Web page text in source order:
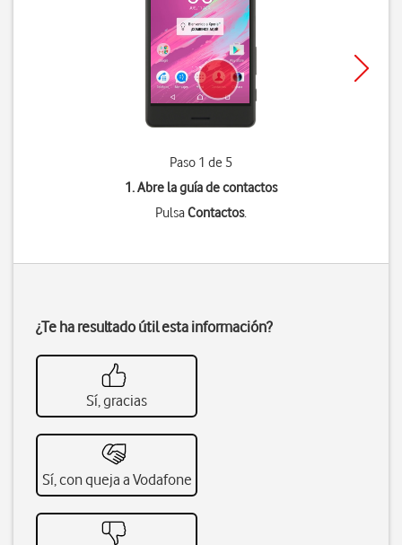
Paso 1 de 5
1. Abre la guía de contactos
PulsaContactos.
¿Te ha resultado útil esta información?
Sí, gracias
Sí, con queja a Vodafone